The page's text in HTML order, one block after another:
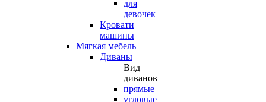
для
девочек
Кровати
машины
Мягкая мебель
Диваны
Вид
диванов
прямые
угловые